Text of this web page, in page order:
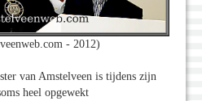
- 2012)
van Amstelveen is tijdens zijn
heel opgewekt